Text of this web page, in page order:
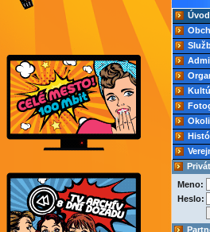
Meno:
Heslo: